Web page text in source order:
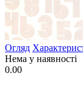
Огляд
Нема у наявності
0.00